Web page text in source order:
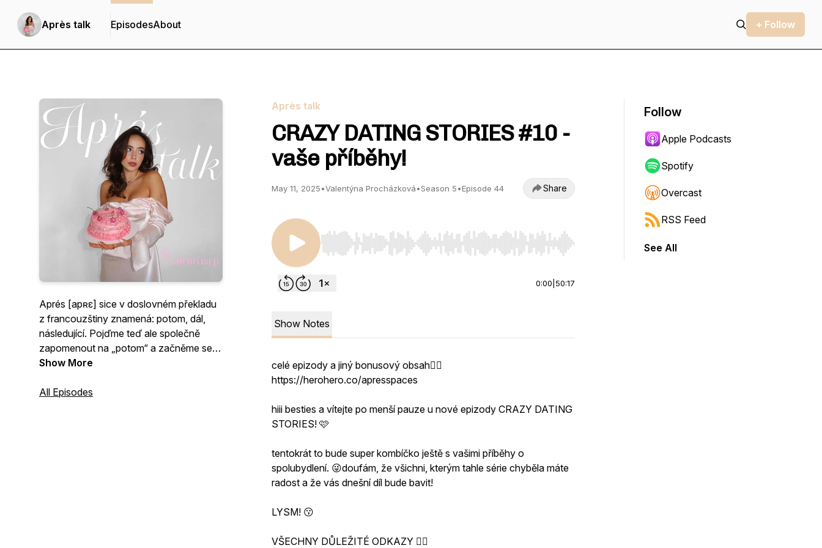
Après talk EpisodesAbout + Follow
Aprés [apʀε] sice v doslovném překladu
z francouzštiny znamená: potom, dál,
následující. Pojďme teď ale společně
zapomenout na „potom“ a začněme se
soustředit na „právě teď“.
Aprés talk - váš oblíbený Hot Girl Walk
Show More
All Episodes
Après talk
CRAZY DATING STORIES #10 -
vaše příběhy!
May 11, 2025•Valentýna Procházková•Season 5•Episode 44 Share
Use Left/Right to seek, Home/End to jump to start or end. Hold shift to jump forward or backward.
0:00 50:17
Show Notes
celé epizody a jiný bonusový obsah👇🏻
https://herohero.co/apresspaces
hiii besties a vítejte po menší pauze u nové epizody CRAZY DATING
STORIES! 🩷
tentokrát to bude super kombíčko ještě s vašimi příběhy o
spolubydlení. 😜doufám, že všichni, kterým tahle série chyběla máte
radost a že vás dnešní díl bude bavit!
LYSM! 😗
VŠECHNY DŮLEŽITÉ ODKAZY 👇🏻
Follow
Apple Podcasts
Spotify
Overcast
RSS Feed
See All